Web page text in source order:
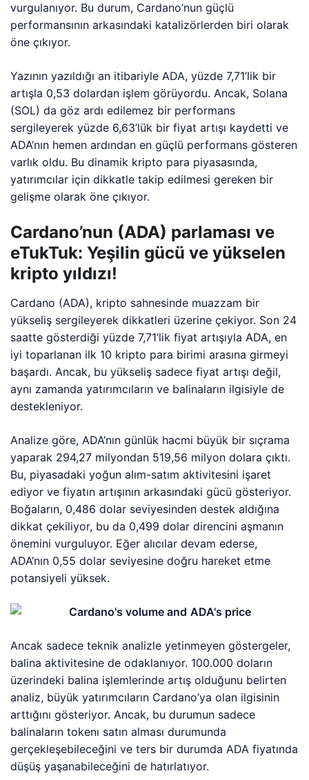
vurgulanıyor. Bu durum, Cardano’nun güçlü
performansının arkasındaki katalizörlerden biri olarak
öne çıkıyor.
Yazının yazıldığı an itibariyle ADA, yüzde 7,71’lik bir
artışla 0,53 dolardan işlem görüyordu. Ancak, Solana
(SOL) da göz ardı edilemez bir performans
sergileyerek yüzde 6,63’lük bir fiyat artışı kaydetti ve
ADA’nın hemen ardından en güçlü performans gösteren
varlık oldu. Bu dinamik kripto para piyasasında,
yatırımcılar için dikkatle takip edilmesi gereken bir
gelişme olarak öne çıkıyor.
Cardano’nun (ADA) parlaması ve
eTukTuk: Yeşilin gücü ve yükselen
kripto yıldızı!
Cardano (ADA), kripto sahnesinde muazzam bir
yükseliş sergileyerek dikkatleri üzerine çekiyor. Son 24
saatte gösterdiği yüzde 7,71’lik fiyat artışıyla ADA, en
iyi toparlanan ilk 10 kripto para birimi arasına girmeyi
başardı. Ancak, bu yükseliş sadece fiyat artışı değil,
aynı zamanda yatırımcıların ve balinaların ilgisiyle de
destekleniyor.
Analize göre, ADA’nın günlük hacmi büyük bir sıçrama
yaparak 294,27 milyondan 519,56 milyon dolara çıktı.
Bu, piyasadaki yoğun alım-satım aktivitesini işaret
ediyor ve fiyatın artışının arkasındaki gücü gösteriyor.
Boğaların, 0,486 dolar seviyesinden destek aldığına
dikkat çekiliyor, bu da 0,499 dolar direncini aşmanın
önemini vurguluyor. Eğer alıcılar devam ederse,
ADA’nın 0,55 dolar seviyesine doğru hareket etme
potansiyeli yüksek.
Ancak sadece teknik analizle yetinmeyen göstergeler,
balina aktivitesine de odaklanıyor. 100.000 doların
üzerindeki balina işlemlerinde artış olduğunu belirten
analiz, büyük yatırımcıların Cardano’ya olan ilgisinin
arttığını gösteriyor. Ancak, bu durumun sadece
balinaların tokenı satın alması durumunda
gerçekleşebileceğini ve ters bir durumda ADA fiyatında
düşüş yaşanabileceğini de hatırlatıyor.